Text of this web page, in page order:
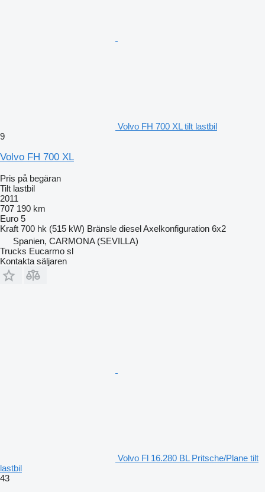
Volvo FH 700 XL tilt lastbil
9
Volvo FH 700 XL
Pris på begäran
Tilt lastbil
2011
707 190 km
Euro 5
Kraft 700 hk (515 kW) Bränsle dieselAxelkonfiguration 6x2
Spanien, CARMONA (SEVILLA)
Trucks Eucarmo sl
Kontakta säljaren
Volvo Fl 16.280 BL Pritsche/Plane tilt
lastbil
43